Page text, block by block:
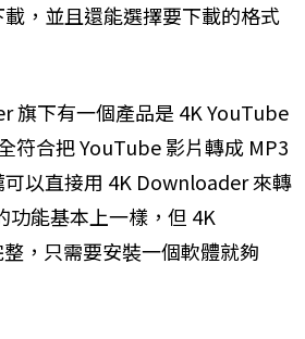
，並且還能選擇要下載的格式
旗下有一個產品是 4K YouTube
符合把 YouTube 影片轉成 MP3
以直接用 4K Downloader 來轉
功能基本上一樣，但 4K
，只需要安裝一個軟體就夠